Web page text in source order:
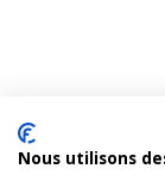
Nous utilisons